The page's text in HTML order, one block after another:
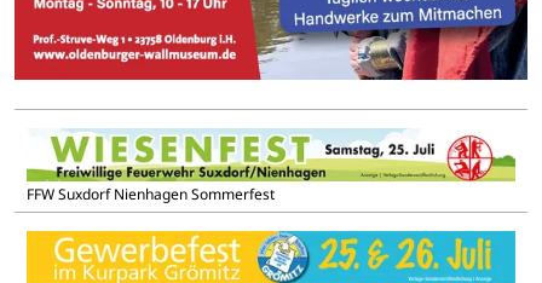
FFW Suxdorf Nienhagen Sommerfest